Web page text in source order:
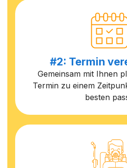
#2: Termin
Gemeinsam mit Ihnen
Termin zu einem
besten